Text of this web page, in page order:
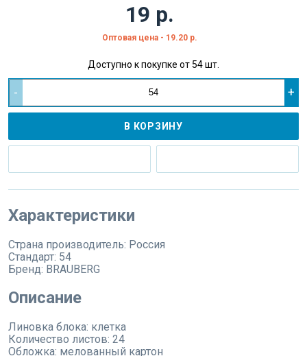
19 р.
Оптовая цена - 19.20 р.
Доступно к покупке от 54 шт.
- +
В КОРЗИНУ
Характеристики
Страна производитель: Россия
Стандарт: 54
Бренд: BRAUBERG
Описание
Линовка блока: клетка
Количество листов: 24
Обложка: мелованный картон